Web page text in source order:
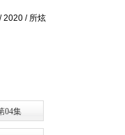
2020 / 所炫
04集